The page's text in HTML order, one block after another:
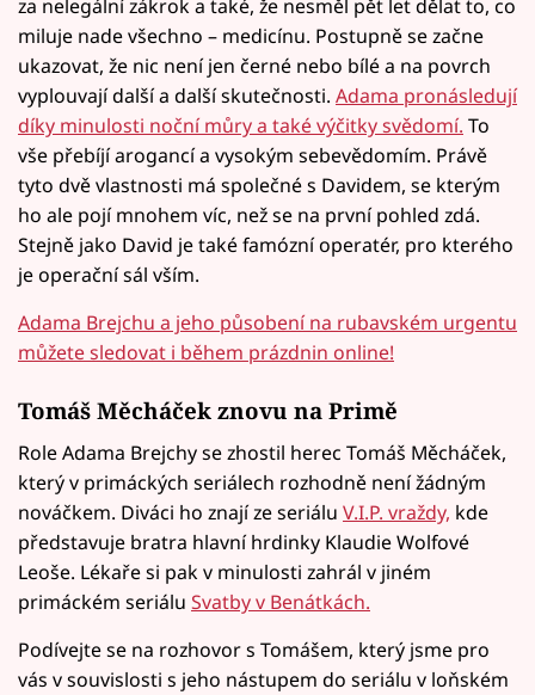
za nelegální zákrok a také, že nesměl pět let dělat to, co
miluje nade všechno – medicínu. Postupně se začne
ukazovat, že nic není jen černé nebo bílé a na povrch
vyplouvají další a další skutečnosti. Adama pronásledují
díky minulosti noční můry a také výčitky svědomí. To
vše přebíjí arogancí a vysokým sebevědomím. Právě
tyto dvě vlastnosti má společné s Davidem, se kterým
ho ale pojí mnohem víc, než se na první pohled zdá.
Stejně jako David je také famózní operatér, pro kterého
je operační sál vším.
Adama Brejchu a jeho působení na rubavském urgentu
můžete sledovat i během prázdnin online!
Tomáš Měcháček znovu na Primě
Role Adama Brejchy se zhostil herec Tomáš Měcháček,
který v primáckých seriálech rozhodně není žádným
nováčkem. Diváci ho znají ze seriálu V.I.P. vraždy, kde
představuje bratra hlavní hrdinky Klaudie Wolfové
Leoše. Lékaře si pak v minulosti zahrál v jiném
primáckém seriálu Svatby v Benátkách.
Podívejte se na rozhovor s Tomášem, který jsme pro
vás v souvislosti s jeho nástupem do seriálu v loňském